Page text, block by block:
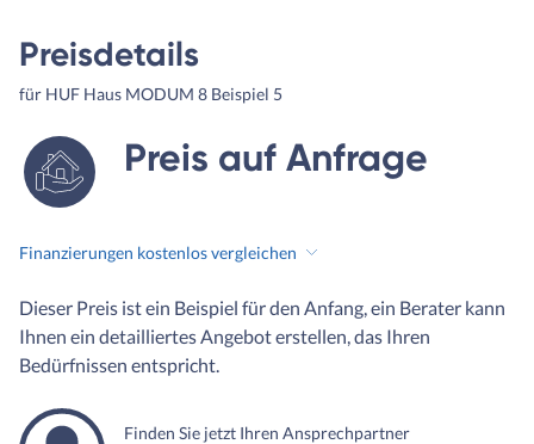
Preisdetails
für HUF Haus MODUM 8 Beispiel 5
Preis auf Anfrage
Finanzierungen kostenlos vergleichen
Dieser Preis ist ein Beispiel für den Anfang, ein Berater kann
Ihnen ein detailliertes Angebot erstellen, das Ihren
Bedürfnissen entspricht.
Finden Sie jetzt Ihren Ansprechpartner